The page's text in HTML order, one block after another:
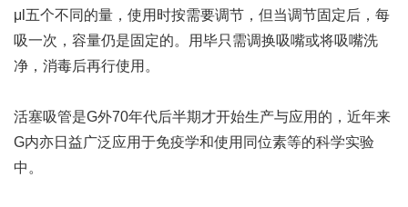
μl五个不同的量，使用时按需要调节，但当调节固定后，每
吸一次，容量仍是固定的。用毕只需调换吸嘴或将吸嘴洗
净，消毒后再行使用。
活塞吸管是G外70年代后半期才开始生产与应用的，近年来
G内亦日益广泛应用于免疫学和使用同位素等的科学实验
中。